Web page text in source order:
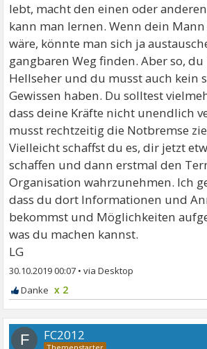
lebt, macht den einen oder
kann man lernen. Wenn dein
wäre, könnte man sich ja
gangbaren Weg finden. Aber so,
Hellseher und du musst auch kein
Gewissen haben. Du solltest
dass deine Kräfte nicht unendlich
musst rechtzeitig die Notbremse
Vielleicht schaffst du es, dir jetzt
schaffen und dann erstmal den
Organisation wahrzunehmen. Ich
dass du dort Informationen und
bekommst und Möglichkeiten
was du machen kannst.
LG
30.10.2019 00:07 •
x 2
F FC2012